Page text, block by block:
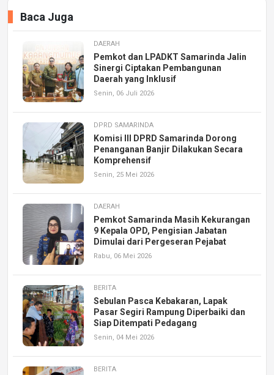
Baca Juga
DAERAH
Pemkot dan LPADKT Samarinda Jalin
Sinergi Ciptakan Pembangunan
Daerah yang Inklusif
Senin, 06 Juli 2026
DPRD SAMARINDA
Komisi III DPRD Samarinda Dorong
Penanganan Banjir Dilakukan Secara
Komprehensif
Senin, 25 Mei 2026
DAERAH
Pemkot Samarinda Masih Kekurangan
9 Kepala OPD, Pengisian Jabatan
Dimulai dari Pergeseran Pejabat
Rabu, 06 Mei 2026
BERITA
Sebulan Pasca Kebakaran, Lapak
Pasar Segiri Rampung Diperbaiki dan
Siap Ditempati Pedagang
Senin, 04 Mei 2026
BERITA